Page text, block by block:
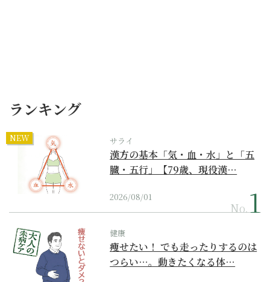
ランキング
NEW サライ
漢方の基本「気・血・水」と「五
臓・五行」【79歳、現役漢…
2026/08/01
No.
健康
痩せたい！ でも走ったりするのは
つらい…。動きたくなる体…